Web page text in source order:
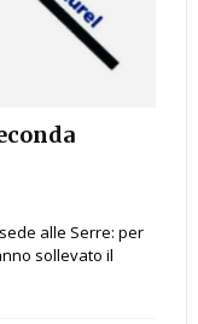
alle Serre: per
sollevato il